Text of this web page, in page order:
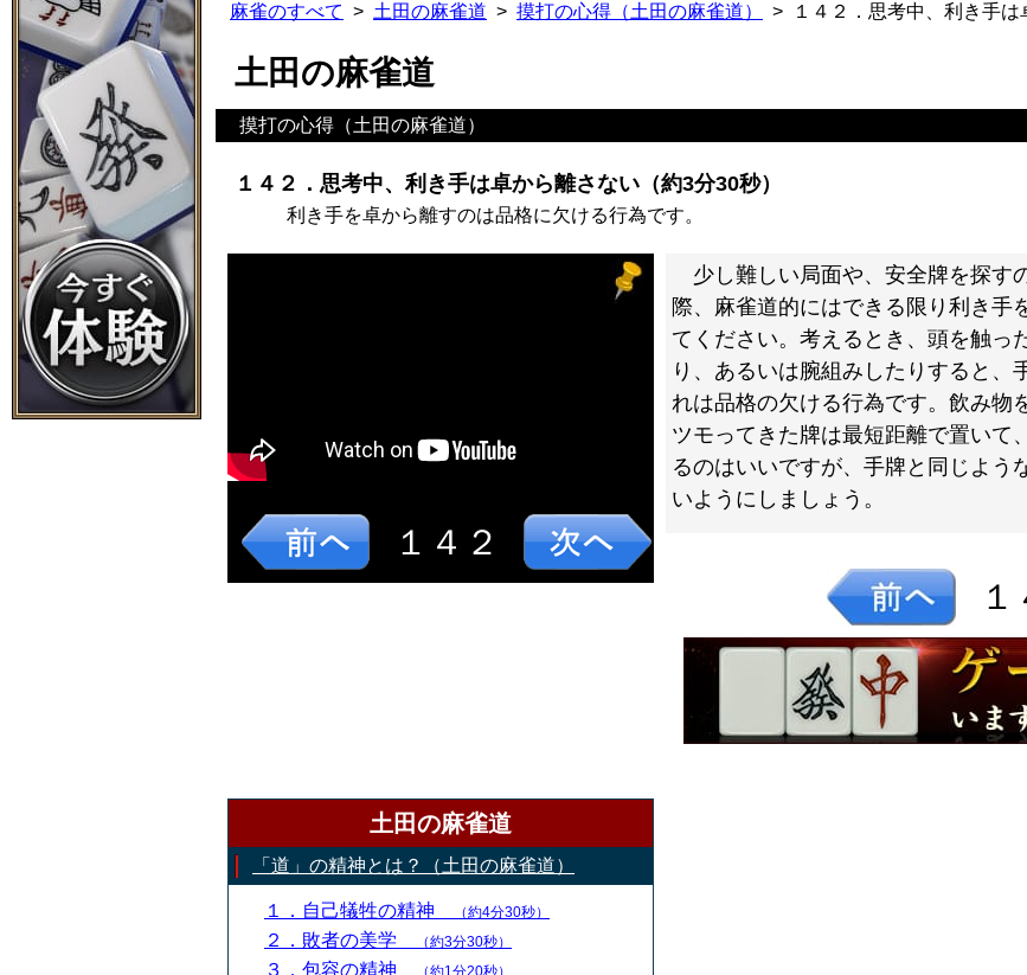
麻雀のすべて 土田の麻雀道 摸打の心得（土田の麻雀道） １４２．思考中、利き手は
土田の麻雀道
摸打の心得（土田の麻雀道）
１４２．思考中、利き手は卓から離さない（約3分30秒）
利き手を卓から離すのは品格に欠ける行為です。
１４２
土田の麻雀道
「道」の精神とは？（土田の麻雀道）
１．自己犠牲の精神 （約4分30秒）
２．敗者の美学 （約3分30秒）
３．包容の精神 （約1分20秒）
少し難しい局面や、安全牌を探す
際、麻雀道的にはできる限り利き手
てください。考えるとき、頭を触っ
り、あるいは腕組みしたりすると、
れは品格の欠ける行為です。飲み物
ツモってきた牌は最短距離で置いて
るのはいいですが、手牌と同じよう
いようにしましょう。
１